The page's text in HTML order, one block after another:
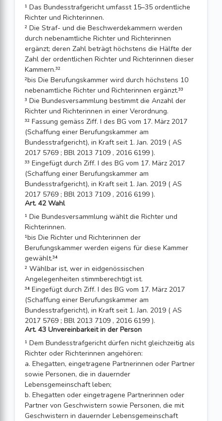
¹ Das Bundesstrafgericht umfasst 15–35 ordentliche
Richter und Richterinnen.
² Die Straf- und die Beschwerdekammern werden
durch nebenamtliche Richter und Richterinnen
ergänzt; deren Zahl beträgt höchstens die Hälfte der
Zahl der ordent­lichen Richter und Richterinnen dieser
Kammern.³²
²bis Die Berufungskammer wird durch höchstens 10
nebenamtliche Richter und Richterinnen ergänzt.³³
³ Die Bundesversammlung bestimmt die Anzahl der
Richter und Richterinnen in einer Verordnung.
³² Fassung gemäss Ziff. I des BG vom 17. März 2017
(Schaffung einer Berufungskammer am
Bundesstrafgericht), in Kraft seit 1. Jan. 2019 ( AS
2017 5769 ; BBl 2013 7109 , 2016 6199 ).
³³ Eingefügt durch Ziff. I des BG vom 17. März 2017
(Schaffung einer Berufungskammer am
Bundesstrafgericht), in Kraft seit 1. Jan. 2019 ( AS
2017 5769 ; BBl 2013 7109 , 2016 6199 ).
Art. 42 Wahl
¹ Die Bundesversammlung wählt die Richter und
Richterinnen.
¹bis Die Richter und Richterinnen der
Berufungskammer werden eigens für diese Kammer
gewählt.³⁴
² Wählbar ist, wer in eidgenössischen
Angelegenheiten stimmberechtigt ist.
³⁴ Eingefügt durch Ziff. I des BG vom 17. März 2017
(Schaffung einer Berufungskammer am
Bundesstrafgericht), in Kraft seit 1. Jan. 2019 ( AS
2017 5769 ; BBl 2013 7109 , 2016 6199 ).
Art. 43 Unvereinbarkeit in der Person
¹ Dem Bundesstrafgericht dürfen nicht gleichzeitig als
Richter oder Richterinnen angehören:
a. Ehegatten, eingetragene Partnerinnen oder Partner
sowie Personen, die in dauernder
Lebensgemeinschaft leben;
b. Ehegatten oder eingetragene Partnerinnen oder
Partner von Geschwistern sowie Personen, die mit
Geschwistern in dauernder Lebensgemeinschaft